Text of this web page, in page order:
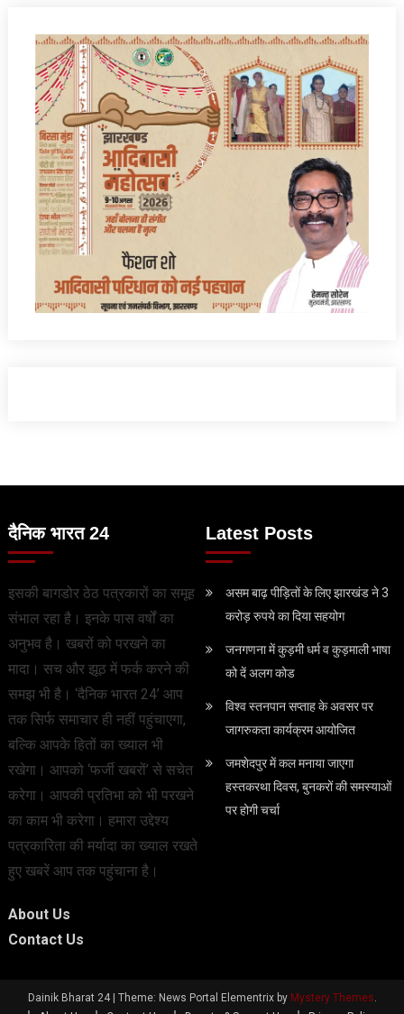
दैनिक भारत 24
इसकी बागडोर ठेठ पत्रकारों का समूह
संभाल रहा है। इनके पास वर्षों का
अनुभव है। खबरों को परखने का
मादा। सच और झूठ में फर्क करने की
समझ भी है। ‘दैनिक भारत 24’ आप
तक सिर्फ समाचार ही नहीं पहुंचाएगा,
बल्कि आपके हितों का ख्याल भी
रखेगा। आपको ‘फर्जी खबरों’ से सचेत
करेगा। आपकी प्रतिभा को भी परखने
का काम भी करेगा। हमारा उद्देश्य
पत्रकारिता की मर्यादा का ख्याल रखते
हुए खबरें आप तक पहुंचाना है।
About Us
Contact Us
Latest Posts
असम बाढ़ पीड़ितों के लिए झारखंड ने 3
करोड़ रुपये का दिया सहयोग
जनगणना में कुड़मी धर्म व कुड़माली भाषा
को दें अलग कोड
विश्व स्तनपान सप्ताह के अवसर पर
जागरुकता कार्यक्रम आयोजित
जमशेदपुर में कल मनाया जाएगा
हस्तकरथा दिवस, बुनकरों की समस्याओं
पर होगी चर्चा
Dainik Bharat 24 | Theme: News Portal Elementrix by Mystery Themes